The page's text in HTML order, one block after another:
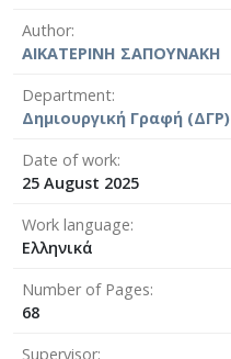
Author
ΑΙΚΑΤΕΡΙΝΗ ΣΑΠΟΥΝΑΚΗ
Department
Δημιουργική Γραφή (ΔΓΡ)
Date of work
25 August 2025
Work language
Ελληνικά
Number of Pages
68
Supervisor